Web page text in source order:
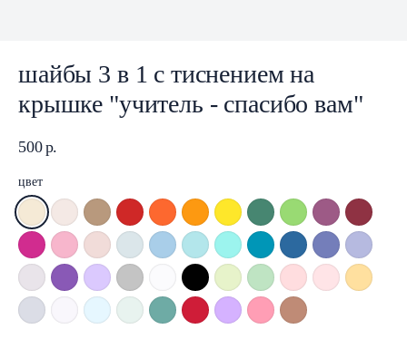
шайбы 3 в 1 с тиснением на
крышке "учитель - спасибо вам"
500р.
цвет